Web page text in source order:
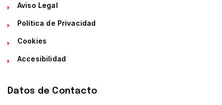
Aviso Legal
Política de Privacidad
Cookies
Accesibilidad
Datos de Contacto